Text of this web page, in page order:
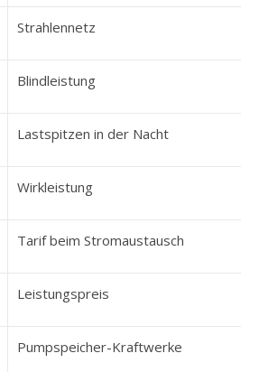
Strahlennetz
Blindleistung
Lastspitzen in der Nacht
Wirkleistung
Tarif beim Stromaustausch
Leistungspreis
Pumpspeicher-Kraftwerke